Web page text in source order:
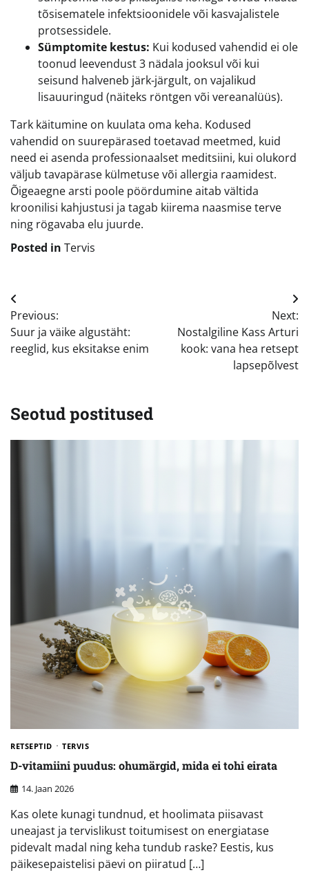
tõsisematele infektsioonidele või kasvajalistele
protsessidele.
Sümptomite kestus: Kui kodused vahendid ei ole
toonud leevendust 3 nädala jooksul või kui
seisund halveneb järk-järgult, on vajalikud
lisauuringud (näiteks röntgen või vereanalüüs).
Tark käitumine on kuulata oma keha. Kodused
vahendid on suurepärased toetavad meetmed, kuid
need ei asenda professionaalset meditsiini, kui olukord
väljub tavapärase külmetuse või allergia raamidest.
Õigeaegne arsti poole pöördumine aitab vältida
kroonilisi kahjustusi ja tagab kiirema naasmise terve
ning rögavaba elu juurde.
Posted in Tervis
Navigeerimine
Previous:
Suur ja väike algustäht:
reeglid, kus eksitakse enim
Next:
Nostalgiline Kass Arturi
kook: vana hea retsept
lapsepõlvest
Seotud postitused
RETSEPTID TERVIS
D-vitamiini puudus: ohumärgid, mida ei tohi eirata
14. Jaan 2026
Kas olete kunagi tundnud, et hoolimata piisavast
uneajast ja tervislikust toitumisest on energiatase
pidevalt madal ning keha tundub raske? Eestis, kus
päikesepaistelisi päevi on piiratud […]